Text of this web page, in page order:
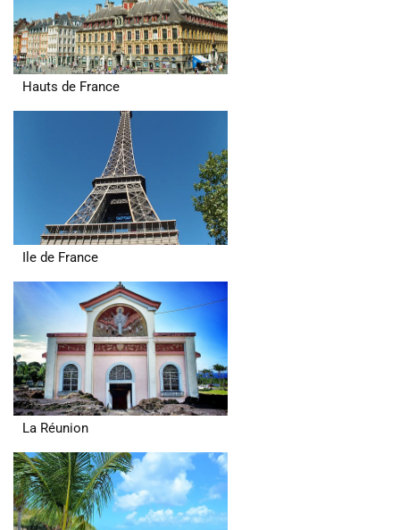
Hauts de France
Ile de France
La Réunion